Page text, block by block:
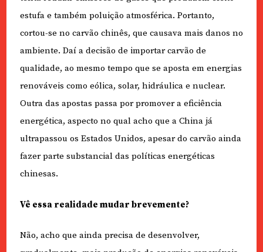
estufa e também poluição atmosférica. Portanto,
cortou-se no carvão chinês, que causava mais danos no
ambiente. Daí a decisão de importar carvão de
qualidade, ao mesmo tempo que se aposta em energias
renováveis como eólica, solar, hidráulica e nuclear.
Outra das apostas passa por promover a eficiência
energética, aspecto no qual acho que a China já
ultrapassou os Estados Unidos, apesar do carvão ainda
fazer parte substancial das políticas energéticas
chinesas.
Vê essa realidade mudar brevemente?
Não, acho que ainda precisa de desenvolver,